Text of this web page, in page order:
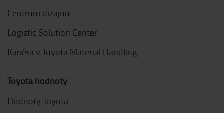
Centrum dizajnu
Logistic Solution Center
Kariéra v Toyota Material Handling
Toyota hodnoty
Hodnoty Toyota